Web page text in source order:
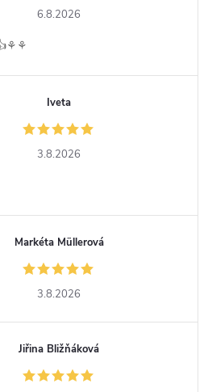
6.8.2026
Iveta
3.8.2026
Markéta Müllerová
3.8.2026
Jiřina Bližňáková